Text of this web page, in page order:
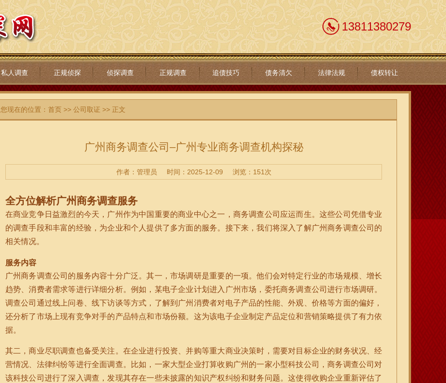
13811380279
私人调查 正规侦探 侦探调查 正规调查 追债技巧 债务清欠 法律法规 债权转让
您现在的位置： 首页>> 公司取证 >> 正文
广州商务调查公司–广州专业商务调查机构探秘
作者：管理员 时间：2025-12-09 浏览：151次
全方位解析广州商务调查服务
在商业竞争日益激烈的今天，广州作为中国重要的商业中心之一，商务调查公司应运而生。这些公司凭借专业
的调查手段和丰富的经验，为企业和个人提供了多方面的服务。接下来，我们将深入了解广州商务调查公司的
相关情况。
服务内容
广州商务调查公司的服务内容十分广泛。其一，市场调研是重要的一项。他们会对特定行业的市场规模、增长
趋势、消费者需求等进行详细分析。例如，某电子企业计划进入广州市场，委托商务调查公司进行市场调研。
调查公司通过线上问卷、线下访谈等方式，了解到广州消费者对电子产品的性能、外观、价格等方面的偏好，
还分析了市场上现有竞争对手的产品特点和市场份额。这为该电子企业制定产品定位和营销策略提供了有力依
据。
其二，商业尽职调查也备受关注。在企业进行投资、并购等重大商业决策时，需要对目标企业的财务状况、经
营情况、法律纠纷等进行全面调查。比如，一家大型企业打算收购广州的一家小型科技公司，商务调查公司对
该科技公司进行了深入调查，发现其存在一些未披露的知识产权纠纷和财务问题。这使得收购企业重新评估了